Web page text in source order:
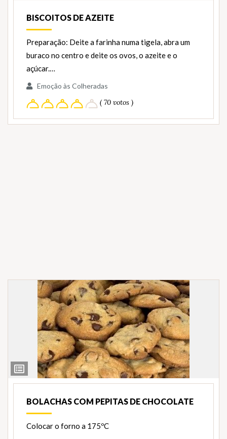
BISCOITOS DE AZEITE
Preparação: Deite a farinha numa tigela, abra um
buraco no centro e deite os ovos, o azeite e o
açúcar.…
Emoção às Colheradas
( 70 votos )
Ver
Ingredientes
BOLACHAS COM PEPITAS DE CHOCOLATE
Colocar o forno a 175ºC